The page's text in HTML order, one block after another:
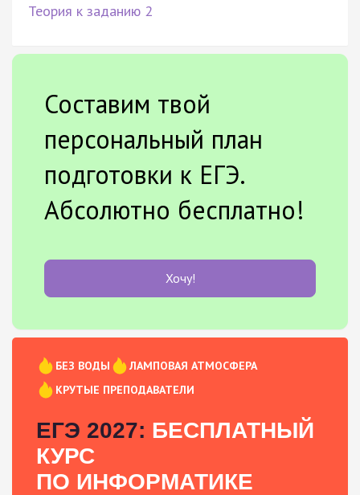
Теория к заданию 2
Составим твой
персональный план
подготовки к ЕГЭ.
Абсолютно бесплатно!
Хочу!
БЕЗ ВОДЫ
ЛАМПОВАЯ АТМОСФЕРА
КРУТЫЕ ПРЕПОДАВАТЕЛИ
ЕГЭ 2027: БЕСПЛАТНЫЙ
КУРС
ПО ИНФОРМАТИКЕ